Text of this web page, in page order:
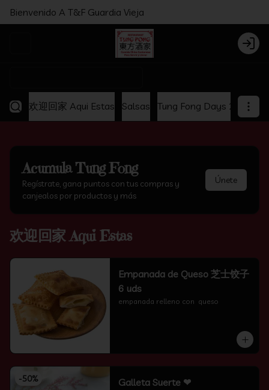
Bienvenido A T&F Guardia Vieja
Login
欢迎回家 Aqui Estas Salsas Tung Fong Days 2x1
AcumulaTung Fong
Regístrate, gana puntos con tus compras y
canjealos por productos y más
Únete
欢迎回家 Aqui Estas
Empanada de Queso 芝士饺子
6 uds
empanada relleno con  queso
-50% Galleta Suerte ❤